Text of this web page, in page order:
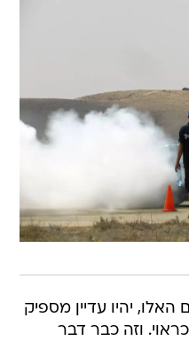
יהיו עדיין מספיק
וזה כבר דבר